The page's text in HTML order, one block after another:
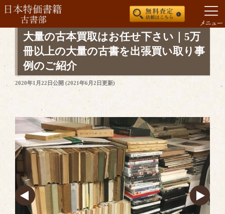
プ
大量の古本買取はお任せ下さい｜5万
冊以上の大量の古書を出張買い取り事
例のご紹介
投
2020年1月22日公開 (2021年6月2日更新)